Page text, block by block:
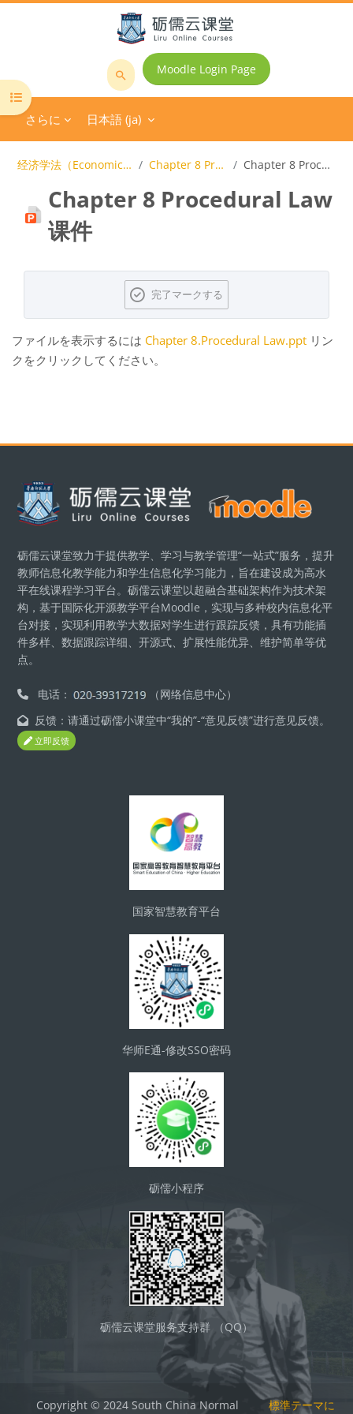
メインコンテンツへスキップする
コ
ス
を
検
す
Moodle Login Page
さらに 日本語 ‎(ja)‎
コースインデックスを開く
经济学法（Economics Law）全英课程 Chapter 8 Procedural Law Chapter 8 Procedural Law课件
Chapter 8 Procedural Law
课件
完了マークする
ファイルを表示するには Chapter 8.Procedural Law.ppt リン
クをクリックしてください。
ブロック
砺儒云课堂致力于提供教学、学习与教学管理“一站式”服务，提升
教师信息化教学能力和学生信息化学习能力，旨在建设成为高水
平在线课程学习平台。砺儒云课堂以超融合基础架构作为技术架
构，基于国际化开源教学平台Moodle，实现与多种校内信息化平
台对接，实现利用教学大数据对学生进行跟踪反馈，具有功能插
件多样、数据跟踪详细、开源式、扩展性能优异、维护简单等优
点。
电话：
（网络信息中心）
反馈：请通过砺儒小课堂中“我的”-“意见反馈”进行意见反馈。
立即反馈
国家智慧教育平台
华师E通-修改SSO密码
砺儒小程序
砺儒云课堂服务支持群 （QQ）
Copyright © 2024 South China Normal 標準テーマに